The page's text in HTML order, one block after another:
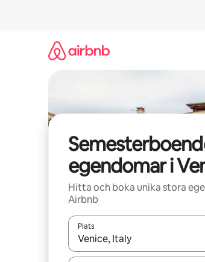
egendomar i
Hitta och boka unika stora
Airbnb
Plats
När resultaten är tillgängliga